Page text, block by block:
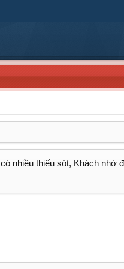
nhiều thiếu sót, Khách nhớ